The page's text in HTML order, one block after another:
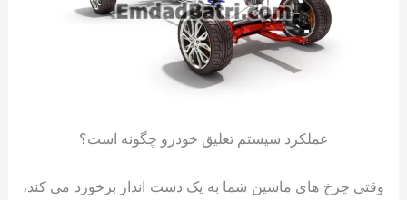
عملکرد سیستم تعلیق خودرو چگونه است؟
وقتی چرخ های ماشین شما به یک دست انداز برخورد می کند،